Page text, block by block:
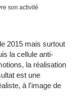
son activité
2015 mais surtout
la cellule anti-
la réalisation
est une
à l'image de